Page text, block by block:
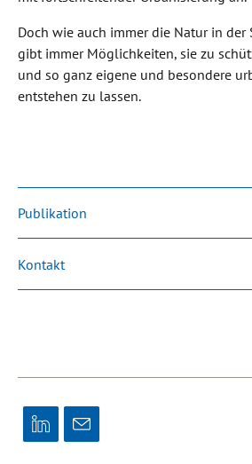
Doch wie auch immer die Natur in der
gibt immer Möglichkeiten, sie zu
und so ganz eigene und besondere
entstehen zu lassen.
Publikation
Kontakt